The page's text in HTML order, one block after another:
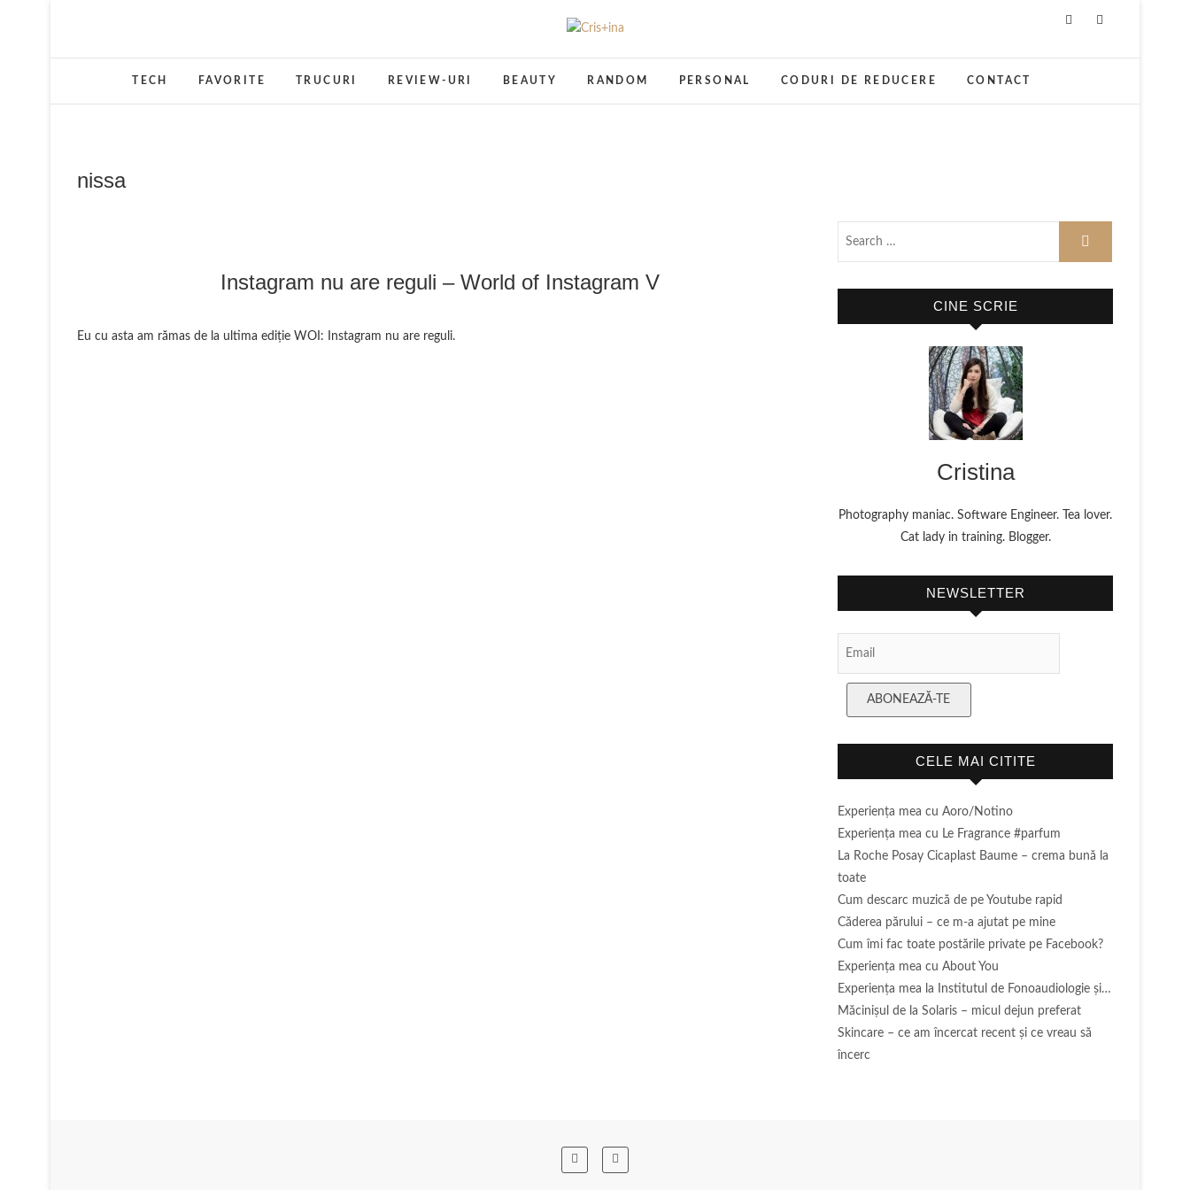
Cris+ina
TECH FAVORITE TRUCURI REVIEW-URI BEAUTY RANDOM PERSONAL CODURI DE REDUCERE CONTACT
nissa
Instagram nu are reguli – World of Instagram V
Eu cu asta am rămas de la ultima ediţie WOI: Instagram nu are reguli.
CINE SCRIE
Cristina
Photography maniac. Software Engineer. Tea lover.
Cat lady in training. Blogger.
NEWSLETTER
ABONEAZĂ-TE
CELE MAI CITITE
Experienţa mea cu Aoro/Notino
Experienţa mea cu Le Fragrance #parfum
La Roche Posay Cicaplast Baume – crema bună la
toate
Cum descarc muzică de pe Youtube rapid
Căderea părului – ce m-a ajutat pe mine
Cum îmi fac toate postările private pe Facebook?
Experiența mea cu About You
Experiența mea la Institutul de Fonoaudiologie și…
Măcinişul de la Solaris – micul dejun preferat
Skincare – ce am încercat recent și ce vreau să
încerc